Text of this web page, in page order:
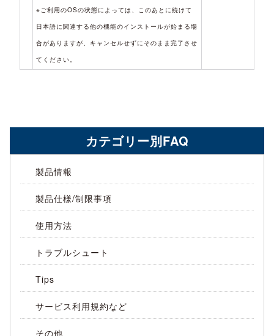
※ご利用のOSの状態によっては、このあとに続けて
日本語に関連する他の機能のインストールが始まる場
合がありますが、キャンセルせずにそのまま完了させ
てください。
カテゴリー別FAQ
製品情報
製品仕様/制限事項
使用方法
トラブルシュート
Tips
サービス利用規約など
その他